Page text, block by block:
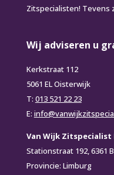
Zitspecialisten! Tevens
Wij adviseren u
Kerkstraat 112
5061 EL Oisterwijk
T: 013 521 22 23
E:
Van Wijk Zitspecialist
Stationstraat 192, 6361
Provincie: Limburg